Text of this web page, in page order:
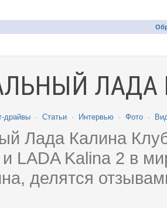
ЛАДА
драйвы · Статьи · Интервью · Фото ·
Лада Калина
и LADA Kalina 2 в
делятся